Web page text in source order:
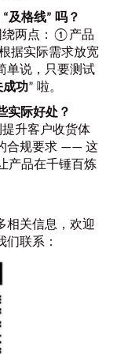
及格线” 吗？
绕两点：①产品
据实际需求放宽
单说，只要测试
成功” 啦。
实际好处？
升客户收货体
合规要求 —— 这
产品在千锤百炼
相关信息，欢迎
联系：